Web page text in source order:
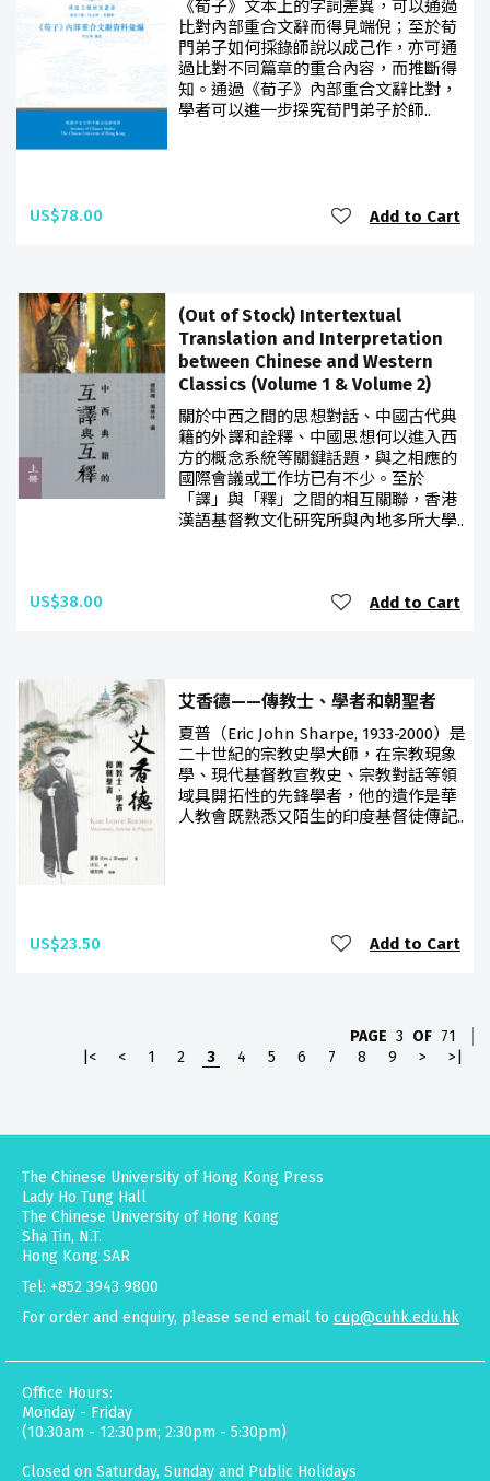
《荀子》文本上的字詞差異，可以通過
比對內部重合文辭而得見端倪；至於荀
門弟子如何採錄師說以成己作，亦可通
過比對不同篇章的重合內容，而推斷得
知。通過《荀子》內部重合文辭比對，
學者可以進一步探究荀門弟子於師..
US$78.00 Add to Cart
(Out of Stock) Intertextual
Translation and Interpretation
between Chinese and Western
Classics (Volume 1 & Volume 2)
關於中西之間的思想對話、中國古代典
籍的外譯和詮釋、中國思想何以進入西
方的概念系統等關鍵話題，與之相應的
國際會議或工作坊已有不少。至於
「譯」與「釋」之間的相互關聯，香港
漢語基督教文化研究所與內地多所大學..
US$38.00 Add to Cart
艾香德——傳教士、學者和朝聖者
夏普（Eric John Sharpe, 1933-2000）是
二十世紀的宗教史學大師，在宗教現象
學、現代基督教宣教史、宗教對話等領
域具開拓性的先鋒學者，他的遺作是華
人教會既熟悉又陌生的印度基督徒傳記..
US$23.50 Add to Cart
PAGE 3 OF 71
|<
< 1 2 3 4 5 6 7 8 9 > >|
The Chinese University of Hong Kong Press
Lady Ho Tung Hall
The Chinese University of Hong Kong
Sha Tin, N.T.
Hong Kong SAR
Tel: +852 3943 9800
For order and enquiry, please send email to cup@cuhk.edu.hk
Office Hours:
Monday - Friday
(10:30am - 12:30pm; 2:30pm - 5:30pm)
Closed on Saturday, Sunday and Public Holidays